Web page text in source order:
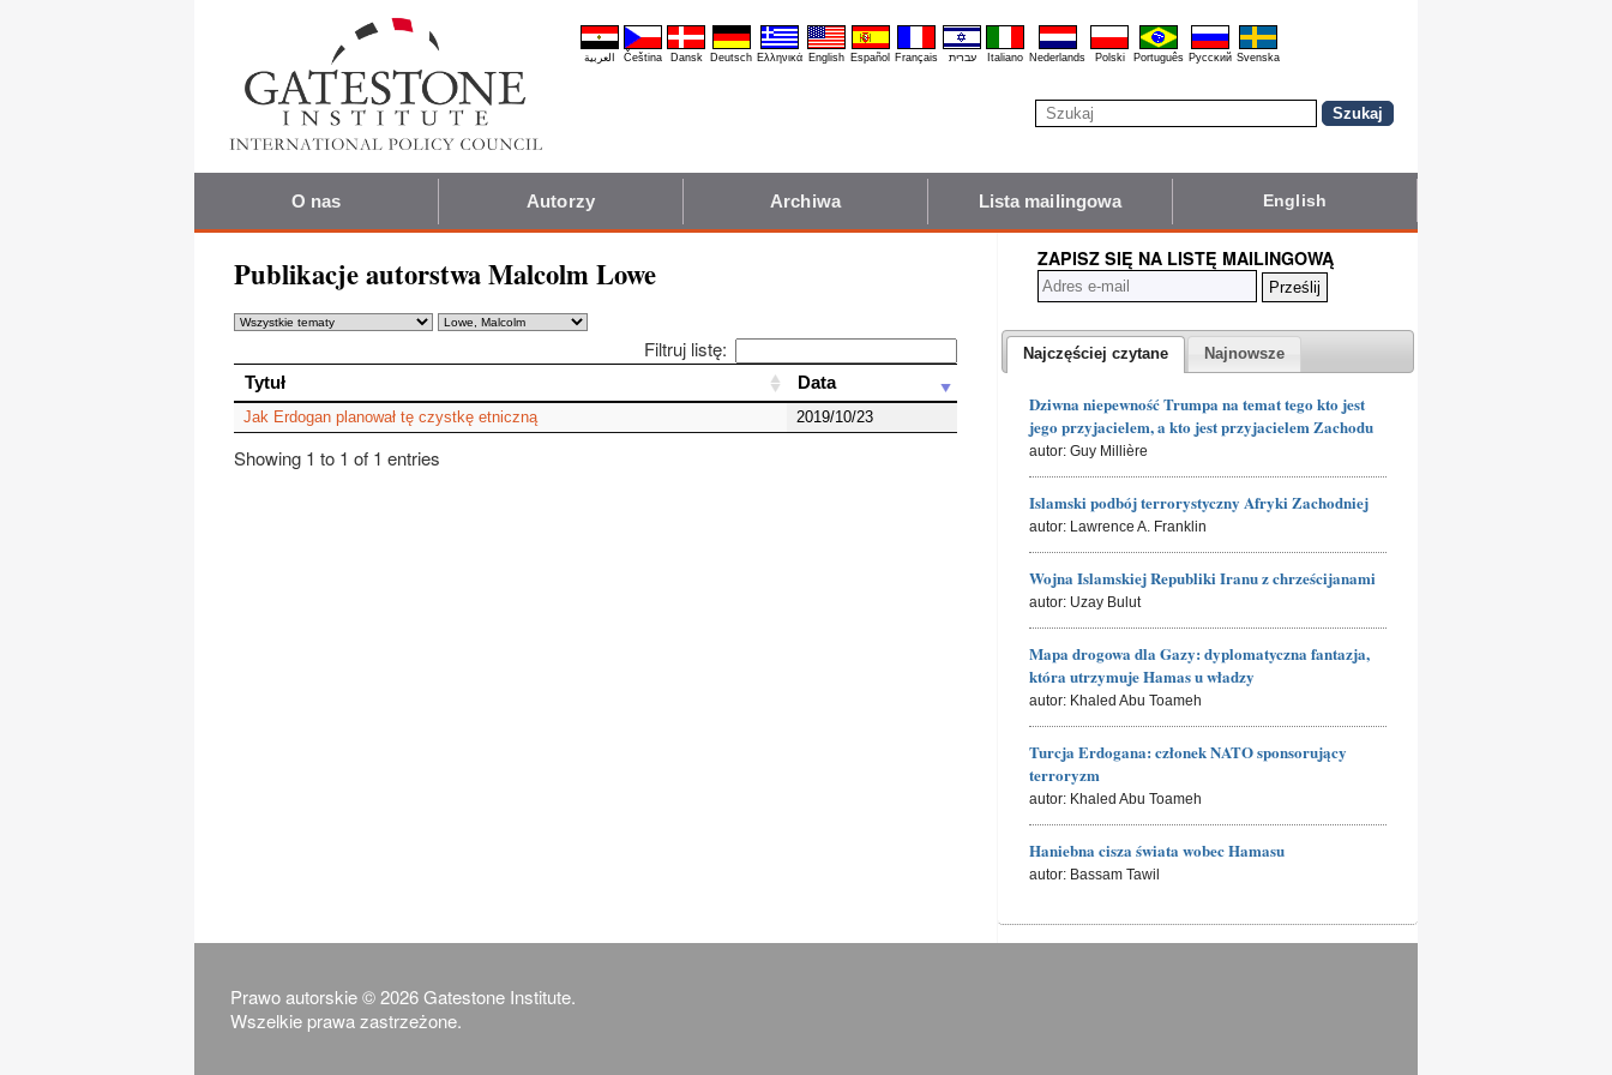
العربية Čeština Dansk Deutsch Ελληνικά English Español Français עברית Italiano Nederlands Polski Português Pyccĸий Svenska
O nas Autorzy Archiwa Lista mailingowa English
Publikacje autorstwa Malcolm Lowe
Filtruj listę:
Tytuł Data
Jak Erdogan planował tę czystkę etniczną 2019/10/23
Showing 1 to 1 of 1 entries
ZAPISZ SIĘ NA LISTĘ MAILINGOWĄ
Najczęściej czytane Najnowsze
Dziwna niepewność Trumpa na temat tego kto jest
jego przyjacielem, a kto jest przyjacielem Zachodu
autor: Guy Millière
Islamski podbój terrorystyczny Afryki Zachodniej
autor: Lawrence A. Franklin
Wojna Islamskiej Republiki Iranu z chrześcijanami
autor: Uzay Bulut
Mapa drogowa dla Gazy: dyplomatyczna fantazja,
która utrzymuje Hamas u władzy
autor: Khaled Abu Toameh
Turcja Erdogana: członek NATO sponsorujący
terroryzm
autor: Khaled Abu Toameh
Haniebna cisza świata wobec Hamasu
autor: Bassam Tawil
Prawo autorskie © 2026 Gatestone Institute.
Wszelkie prawa zastrzeżone.
Tytuł Data